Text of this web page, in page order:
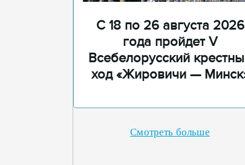
С 18 по 26 августа 2026
года пройдет V
Всебелорусский
ход «Жировичи —
Смотреть больше